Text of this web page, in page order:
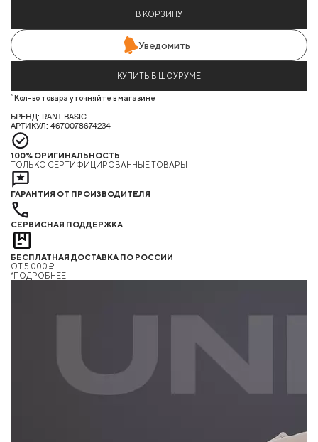
В КОРЗИНУ
Уведомить
КУПИТЬ В ШОУРУМЕ
* Кол-во товара уточняйте в магазине
БРЕНД: RANT BASIC
АРТИКУЛ: 4670078674234
100% ОРИГИНАЛЬНОСТЬ
ТОЛЬКО СЕРТИФИЦИРОВАННЫЕ ТОВАРЫ
ГАРАНТИЯ ОТ ПРОИЗВОДИТЕЛЯ
СЕРВИСНАЯ ПОДДЕРЖКА
БЕСПЛАТНАЯ ДОСТАВКА ПО РОССИИ
ОТ 5 000 ₽
*ПОДРОБНЕЕ